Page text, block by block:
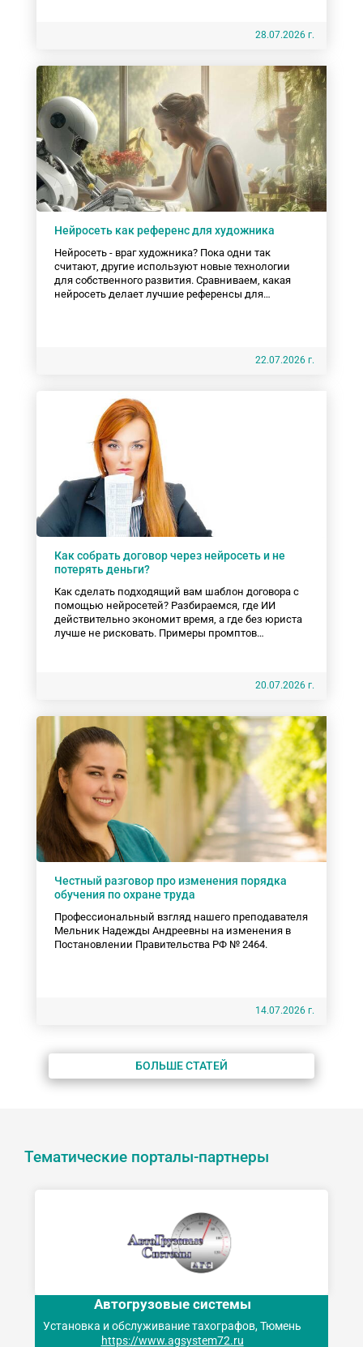
28.07.2026 г.
Нейросеть как референс для художника
Нейросеть - враг художника? Пока одни так
считают, другие используют новые технологии
для собственного развития. Сравниваем, какая
нейросеть делает лучшие референсы для
22.07.2026 г.
Как собрать договор через нейросеть и не
потерять деньги?
Как сделать подходящий вам шаблон договора с
помощью нейросетей? Разбираемся, где ИИ
действительно экономит время, а где без юриста
лучше не рисковать. Примеры промптов
20.07.2026 г.
Честный разговор про изменения порядка
обучения по охране труда
Профессиональный взгляд нашего преподавателя
Мельник Надежды Андреевны на изменения в
Постановлении Правительства РФ № 2464.
14.07.2026 г.
БОЛЬШЕ СТАТЕЙ
Тематические порталы-партнеры
Автогрузовые системы
Установка и обслуживание тахографов, Тюмень
https://www.agsystem72.ru